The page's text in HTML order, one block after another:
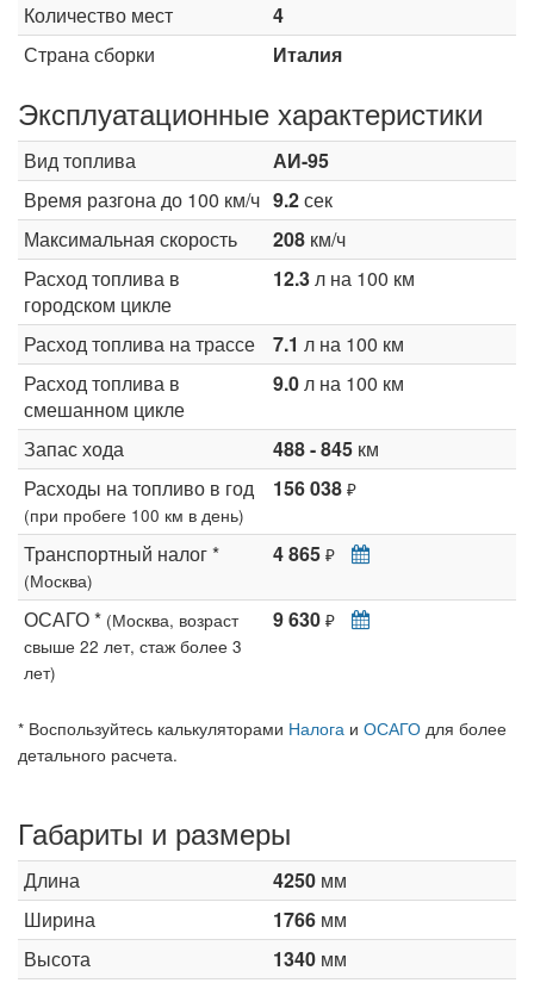
Количество мест
4
Страна сборки
Италия
Эксплуатационные характеристики
Вид топлива
АИ-95
Время разгона до 100 км/ч 9.2сек
Максимальная скорость
208 км/ч
Расход топлива в
городском цикле
12.3л на 100 км
Расход топлива на трассе 7.1 л на 100 км
Расход топлива в
смешанном цикле
9.0л на 100 км
Запас хода 488 - 845 км
Расходы на топливо в год
(при пробеге 100 км в день)
156 038 ₽
Транспортный налог *
(Москва)
4 865 ₽
ОСАГО * (Москва, возраст
свыше 22 лет, стаж более 3
лет)
9 630 ₽
* Воспользуйтесь калькуляторами Налога и ОСАГО для более
детального расчета.
Габариты и размеры
Длина 4250 мм
Ширина
1766 мм
Высота
1340 мм